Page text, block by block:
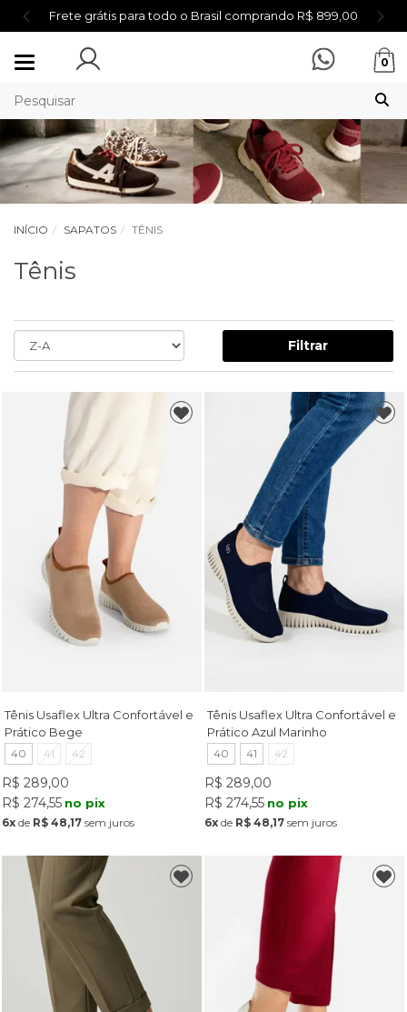
Frete grátis para todo o Brasil comprando R$ 899,00
Mudar
0
INÍCIO SAPATOS TÊNIS
Tênis
Filtrar
Tênis Usaflex Ultra Confortável e
Prático Bege
40 41 42
R$ 289,00
R$ 274,55 no pix
6xde R$ 48,17sem juros
Tênis Usaflex Ultra Confortável e
Prático Azul Marinho
40 41 42
R$ 289,00
R$ 274,55 no pix
6x de R$ 48,17 sem juros